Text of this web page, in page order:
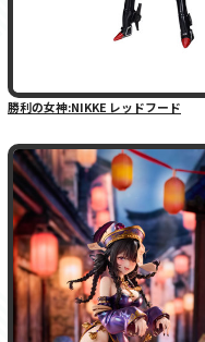
勝利の女神:NIKKE レッドフード